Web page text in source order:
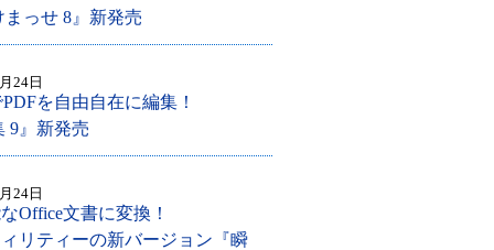
っせ 8』新発売
24日
を自由自在に編集！
9』新発売
24日
Office文書に変換！
リティーの新バージョン『瞬